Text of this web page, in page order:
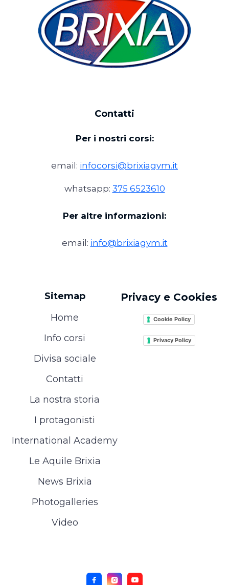
Contatti
Per i nostri corsi:
email: infocorsi@brixiagym.it
whatsapp: 375 6523610
Per altre informazioni:
email: info@brixiagym.it
Sitemap
Home
Info corsi
Divisa sociale
Contatti
La nostra storia
I protagonisti
International Academy
Le Aquile Brixia
News Brixia
Photogalleries
Video
Privacy e Cookies
Cookie Policy
Privacy Policy
  